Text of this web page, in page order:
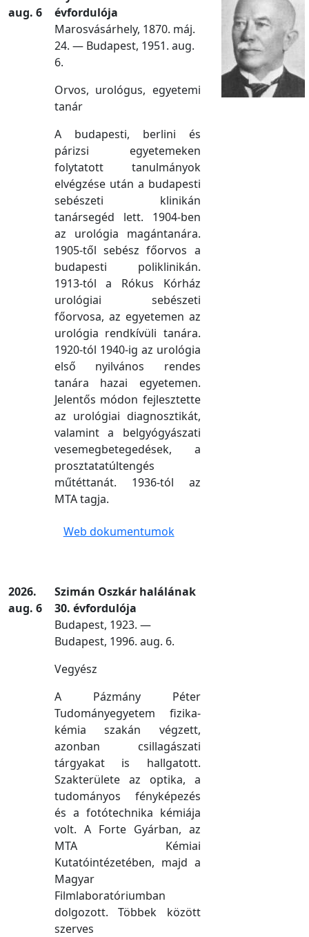
aug. 6
évfordulója
Marosvásárhely, 1870. máj.
24. — Budapest, 1951. aug.
6.
Orvos, urológus, egyetemi
tanár
A budapesti, berlini és
párizsi egyetemeken
folytatott tanulmányok
elvégzése után a budapesti
sebészeti klinikán
tanársegéd lett. 1904-ben
az urológia magántanára.
1905-től sebész főorvos a
budapesti poliklinikán.
1913-tól a Rókus Kórház
urológiai sebészeti
főorvosa, az egyetemen az
urológia rendkívüli tanára.
1920-tól 1940-ig az urológia
első nyilvános rendes
tanára hazai egyetemen.
Jelentős módon fejlesztette
az urológiai diagnosztikát,
valamint a belgyógyászati
vesemegbetegedések, a
prosztatatúltengés
műtéttanát. 1936-tól az
MTA tagja.
Web dokumentumok
2026.
aug. 6
Szimán Oszkár halálának
30. évfordulója
Budapest, 1923. —
Budapest, 1996. aug. 6.
Vegyész
A Pázmány Péter
Tudományegyetem fizika-
kémia szakán végzett,
azonban csillagászati
tárgyakat is hallgatott.
Szakterülete az optika, a
tudományos fényképezés
és a fotótechnika kémiája
volt. A Forte Gyárban, az
MTA Kémiai
Kutatóintézetében, majd a
Magyar
Filmlaboratóriumban
dolgozott. Többek között
szerves